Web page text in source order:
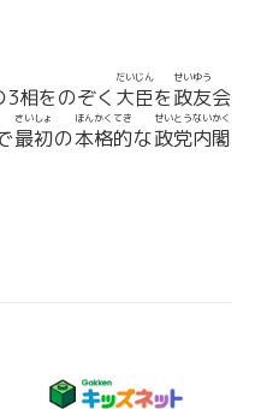
3相をのぞく 大臣
だいじん
を政友
せいゆう
会
最初
さいしょ
の本格的
ほんかくてき
な政党内閣
せいとうないかく